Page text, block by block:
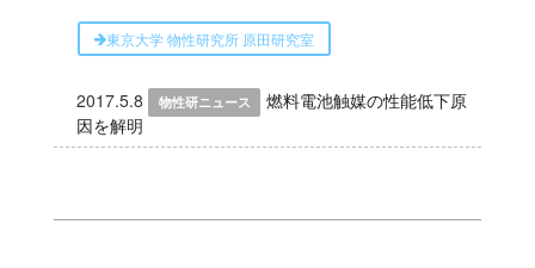
東京大学 物性研究所 原田研究室
2017.5.8 物性研ニュース
燃料電池触媒の性能低下原
因を解明